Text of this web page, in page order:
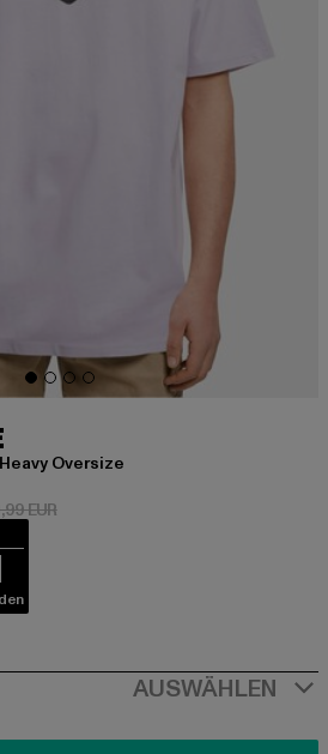
Oversize
EUR
EURAktionspreis: 29,99 EUR
AUSWÄHLEN